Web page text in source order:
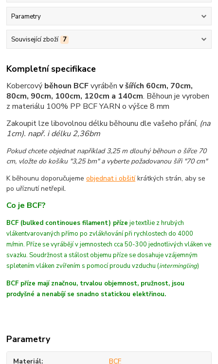
Parametry
Související zboží 7
Kompletní specifikace
Kobercový běhoun BCFvyráběnv šířích 60cm, 70cm,
80cm, 90cm, 100cm, 120cm a 140cm. Běhoun je vyroben
z materiálu 100% PP BCF YARN o výšce 8 mm
Zakoupit lze libovolnou délku běhounu dle vašeho přání, (na
1cm). např. i délku 2,36bm
Pokud chcete objednat například 3,25 m dlouhý běhoun o šířce 70
cm, vložte do košíku "3,25 bm" a vyberte požadovanou šíři "70 cm"
K běhounu doporučujemeobjednat i obšitíkrátkých strán, aby se
po uříznutí netřepil.
Co je BCF?
BCF (bulked continoues filament) příze je textílie z hrubých
vlákentvarovanýchpřímo po zvlákňování při rychlostech do 4000
m/min. Příze se vyrábějí v jemnostech cca 50-300 jednotlivých vláken ve
svazku. Soudržnost a stálost objemu příze se dosahuje vzájemným
spletením vláken zvířením s pomocí proudu vzduchu (intermingling)
BCF příze mají značnou, trvalou objemnost, pružnost, jsou
prodyšné a nenabíjí se snadno statickou elektřinou.
Parametry
Materiál BCF